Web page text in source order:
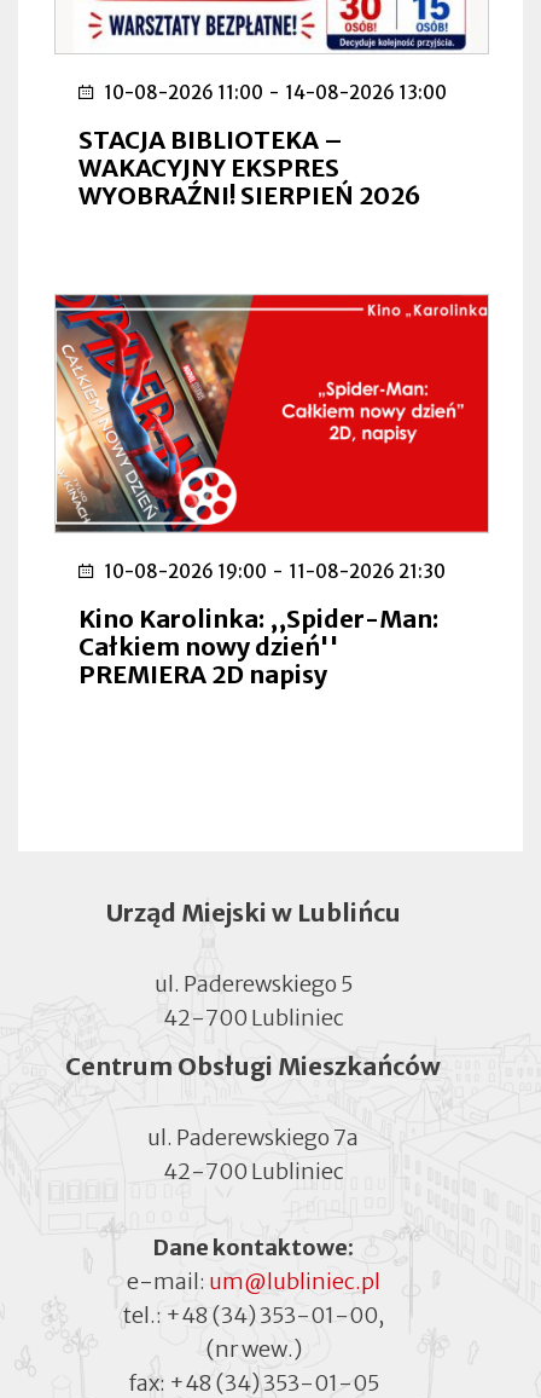
10-08-2026 11:00 - 14-08-2026 13:00
STACJA BIBLIOTEKA –
WAKACYJNY EKSPRES
WYOBRAŹNI! SIERPIEŃ 2026
10-08-2026 19:00 - 11-08-2026 21:30
Kino Karolinka: ,,Spider-Man:
Całkiem nowy dzień''
PREMIERA 2D napisy
Urząd Miejski w Lublińcu
ul. Paderewskiego 5
42-700 Lubliniec
Centrum Obsługi Mieszkańców
ul. Paderewskiego 7a
42-700 Lubliniec
Dane kontaktowe:
e-mail: um@lubliniec.pl
tel.: +48 (34) 353-01-00,
(nr wew.)
fax: +48 (34) 353-01-05